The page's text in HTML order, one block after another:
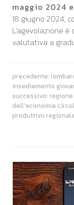
maggio 2024
18 giugno 2024,
L’agevolazione
valutativa a
precedente:
insediamento
successivo:
dell’economia
produttivo